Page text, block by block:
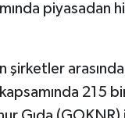
piyasadan
arasında
215